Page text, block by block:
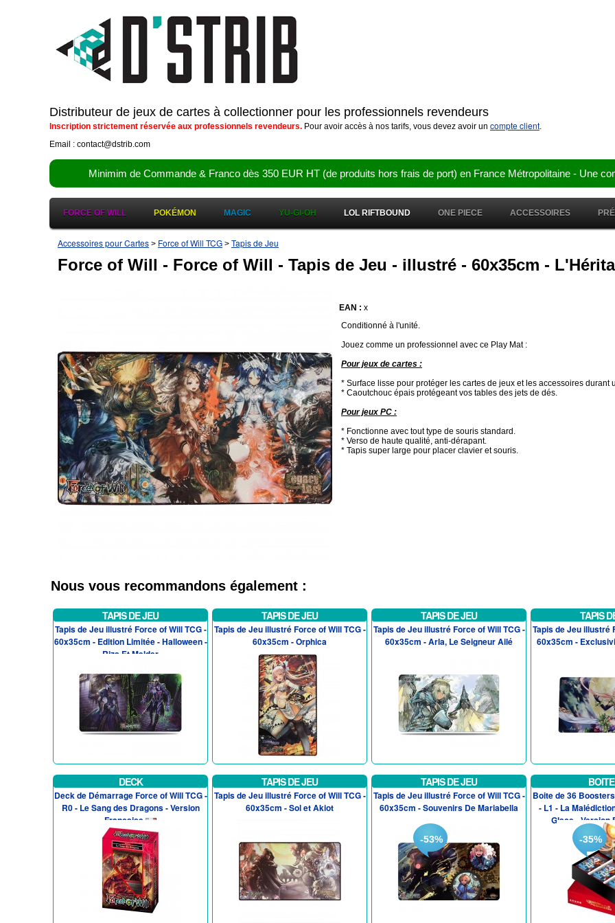
Distributeur de jeux de cartes à collectionner pour les professionnels revendeurs
Inscription strictement réservée aux professionnels revendeurs. Pour avoir accès à nos tarifs, vous devez avoir un compte client.
Email : contact@dstrib.com
Minimim de Commande & Franco dès 350 EUR HT (de produits hors frais de port) en France Métropolitaine - Une
FORCE OF WILL POKÉMON MAGIC YU-GI-OH LOL RIFTBOUND ONE PIECE ACCESSOIRES
Accessoires pour Cartes > Force of Will TCG > Tapis de Jeu
Force of Will - Force of Will - Tapis de Jeu - illustré - 60x35cm -
EAN : x
Conditionné à l'unité.
Jouez comme un professionnel avec ce Play Mat :
Pour jeux de cartes :
* Surface lisse pour protéger les cartes de jeux et les accessoires durant
* Caoutchouc épais protégeant vos tables des jets de dés.
Pour jeux PC :
* Fonctionne avec tout type de souris standard.
* Verso de haute qualité, anti-dérapant.
* Tapis super large pour placer clavier et souris.
Nous vous recommandons également :
TAPIS DE JEU
Tapis de Jeu illustré Force of Will TCG -
60x35cm - Edition Limitée - Halloween -
Riza Et Melder
TAPIS DE JEU
Tapis de Jeu illustré Force of Will TCG -
60x35cm - Orphica
TAPIS DE JEU
Tapis de Jeu illustré Force of Will TCG -
60x35cm - Arla, Le Seigneur Ailé
TAPIS
Tapis de Jeu illustré
60x35cm -
DECK
Deck de Démarrage Force of Will TCG -
R0 - Le Sang des Dragons - Version
Francaise
TAPIS DE JEU
Tapis de Jeu illustré Force of Will TCG -
60x35cm - Sol et Akiot
TAPIS DE JEU
Tapis de Jeu illustré Force of Will TCG -
60x35cm - Souvenirs De Mariabella
-53%
Boite de 36
- L1 - La
Glace - Version
-35%